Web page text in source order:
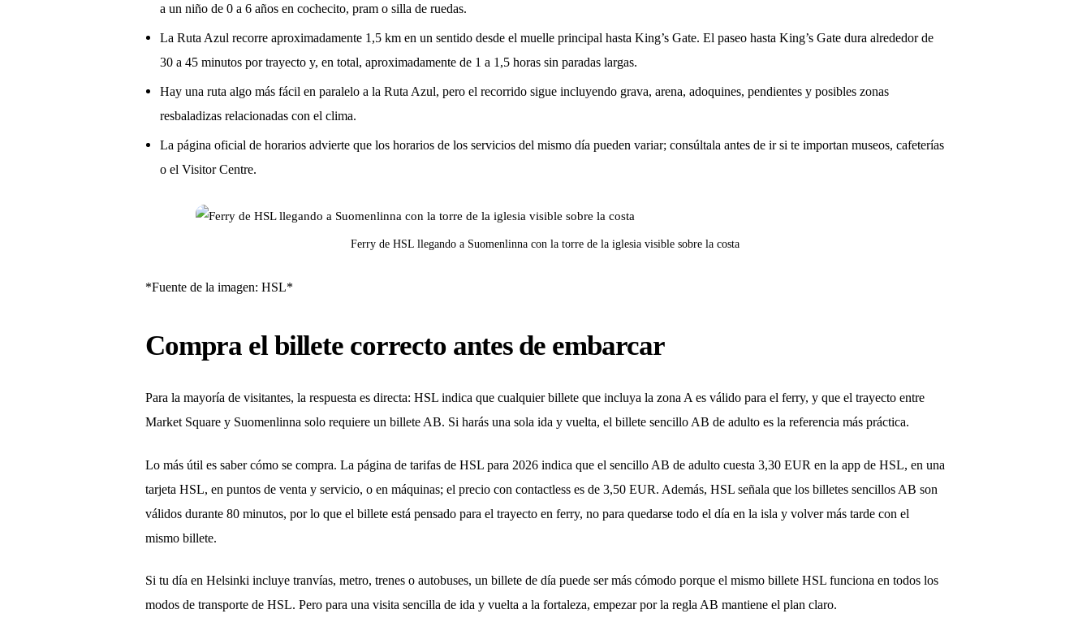
a un niño de 0 a 6 años en cochecito, pram o silla de ruedas.
La Ruta Azul recorre aproximadamente 1,5 km en un sentido desde el muelle principal hasta King’s Gate. El paseo hasta King’s Gate dura alrededor de
30 a 45 minutos por trayecto y, en total, aproximadamente de 1 a 1,5 horas sin paradas largas.
Hay una ruta algo más fácil en paralelo a la Ruta Azul, pero el recorrido sigue incluyendo grava, arena, adoquines, pendientes y posibles zonas
resbaladizas relacionadas con el clima.
La página oficial de horarios advierte que los horarios de los servicios del mismo día pueden variar; consúltala antes de ir si te importan museos, cafeterías
o el Visitor Centre.
Ferry de HSL llegando a Suomenlinna con la torre de la iglesia visible sobre la costa
*Fuente de la imagen: HSL*
Compra el billete correcto antes de embarcar
Para la mayoría de visitantes, la respuesta es directa: HSL indica que cualquier billete que incluya la zona A es válido para el ferry, y que el trayecto entre
Market Square y Suomenlinna solo requiere un billete AB. Si harás una sola ida y vuelta, el billete sencillo AB de adulto es la referencia más práctica.
Lo más útil es saber cómo se compra. La página de tarifas de HSL para 2026 indica que el sencillo AB de adulto cuesta 3,30 EUR en la app de HSL, en una
tarjeta HSL, en puntos de venta y servicio, o en máquinas; el precio con contactless es de 3,50 EUR. Además, HSL señala que los billetes sencillos AB son
válidos durante 80 minutos, por lo que el billete está pensado para el trayecto en ferry, no para quedarse todo el día en la isla y volver más tarde con el
mismo billete.
Si tu día en Helsinki incluye tranvías, metro, trenes o autobuses, un billete de día puede ser más cómodo porque el mismo billete HSL funciona en todos los
modos de transporte de HSL. Pero para una visita sencilla de ida y vuelta a la fortaleza, empezar por la regla AB mantiene el plan claro.